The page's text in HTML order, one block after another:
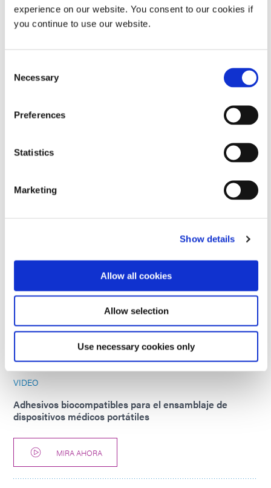
experience on our website. You consent to our cookies if
you continue to use our website.
Selection
Necessary
Preferences
Statistics
Marketing
Show details
Allow all cookies
Allow selection
Use necessary cookies only
MIRA AHORA
Soluciones adhesivas y de recubrimiento para el
ensamblaje de satélites y naves espaciales
MIRA AHORA
Adhesivos para una alineación activa precisa
Ventajas de los enmascarantes SpeedMask para la
protección de superficies
VIDEO
Adhesivos biocompatibles para el ensamblaje de
dispositivos médicos portátiles
MIRA AHORA